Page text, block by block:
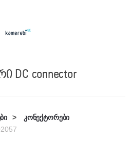
DC connector
>
კონექტორები